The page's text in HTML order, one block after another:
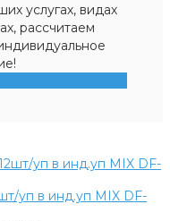
услугах, видах
рассчитаем
уп в инд.уп MIX DF-